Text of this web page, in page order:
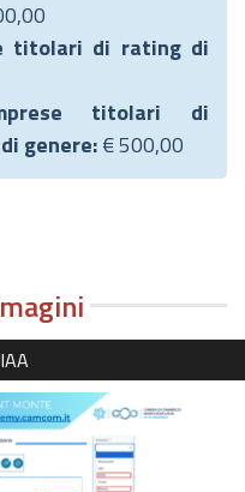
titolari di rating di
titolari di
genere:€ 500,00